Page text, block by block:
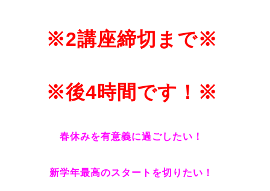
※2講座締切まで※
※後4時間です！※
春休みを有意義に過ごしたい！
新学年最高のスタートを切りたい！